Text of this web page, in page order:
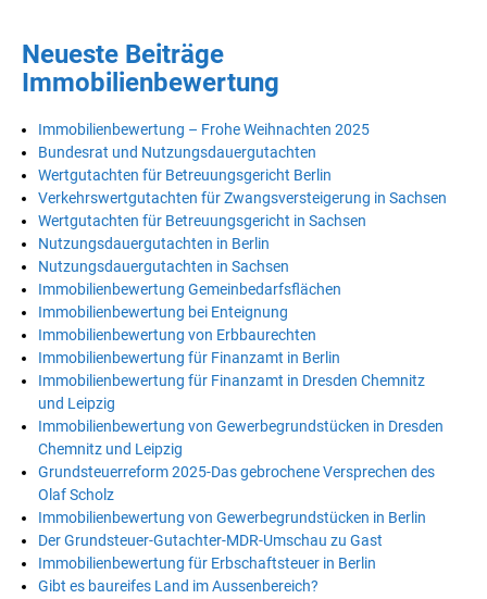
Neueste Beiträge
Immobilienbewertung
Immobilienbewertung – Frohe Weihnachten 2025
Bundesrat und Nutzungsdauergutachten
Wertgutachten für Betreuungsgericht Berlin
Verkehrswertgutachten für Zwangsversteigerung in Sachsen
Wertgutachten für Betreuungsgericht in Sachsen
Nutzungsdauergutachten in Berlin
Nutzungsdauergutachten in Sachsen
Immobilienbewertung Gemeinbedarfsflächen
Immobilienbewertung bei Enteignung
Immobilienbewertung von Erbbaurechten
Immobilienbewertung für Finanzamt in Berlin
Immobilienbewertung für Finanzamt in Dresden Chemnitz
und Leipzig
Immobilienbewertung von Gewerbegrundstücken in Dresden
Chemnitz und Leipzig
Grundsteuerreform 2025-Das gebrochene Versprechen des
Olaf Scholz
Immobilienbewertung von Gewerbegrundstücken in Berlin
Der Grundsteuer-Gutachter-MDR-Umschau zu Gast
Immobilienbewertung für Erbschaftsteuer in Berlin
Gibt es baureifes Land im Aussenbereich?